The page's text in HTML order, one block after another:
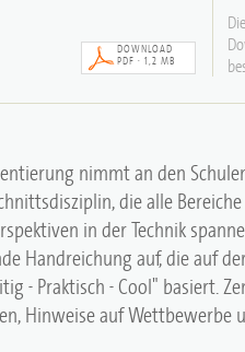
DOWNLOAD
PDF · 1,2 MB
nimmt an den
die alle
in der Technik
Handreichung auf, die auf
- Praktisch - Cool" basiert.
Hinweise auf Wettbewerbe